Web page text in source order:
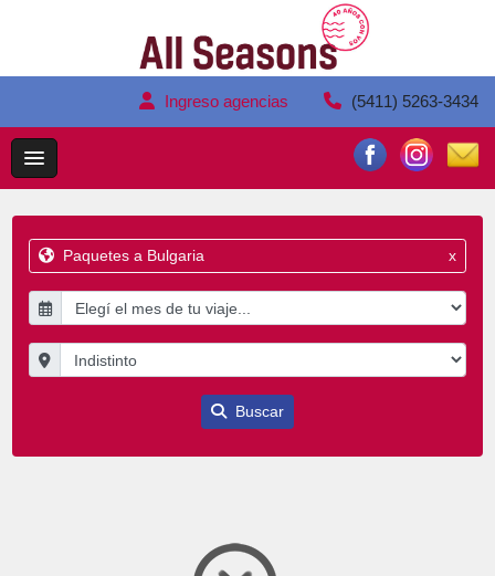
Ingreso agencias (5411) 5263-3434
Paquetes a Bulgaria x
Buscar